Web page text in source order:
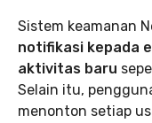
Sistem keamanan
notifikasi kepada
aktivitas baru
Selain itu,
menonton setiap